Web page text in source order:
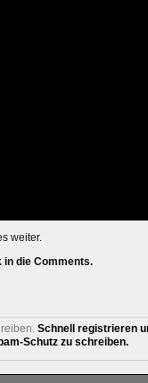
weiter.
in die Comments.
Schnell registrieren
Schutz zu schreiben.